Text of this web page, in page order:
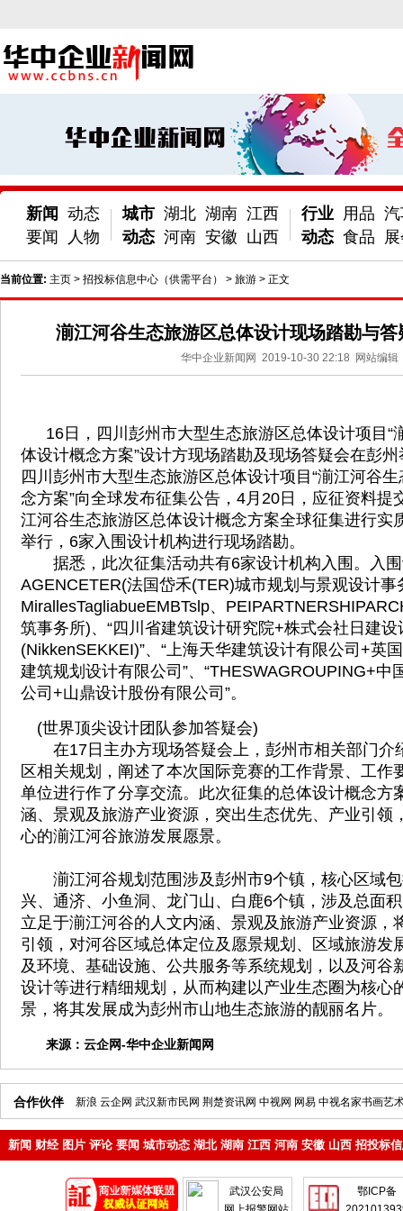
新闻
要闻
动态
人物
城市
动态
湖北 湖南 江西
河南 安徽 山西
行业
动态
用品
食品
当前位置: 主页 > 招投标信息中心（供需平台） > 旅游 > 正文
湔江河谷生态旅游区总体设计现场踏勘与
华中企业新闻网 2019-10-30 22:18 网站编辑
16日，四川彭州市大型生态旅游区总体设计项目“
体设计概念方案”设计方现场踏勘及现场答疑会在彭
四川彭州市大型生态旅游区总体设计项目“湔江河谷
念方案”向全球发布征集公告，4月20日，应征资料提
江河谷生态旅游区总体设计概念方案全球征集进行实
举行，6家入围设计机构进行现场踏勘。
据悉，此次征集活动共有6家设计机构入围。入围
AGENCETER(法国岱禾(TER)城市规划与景观设计事
MirallesTagliabueEMBTslp、
筑事务所)、“四川省建筑设计研究院+株式会社日建设
(NikkenSEKKEI)”、“上海天华建筑设计有限公司+英
建筑规划设计有限公司”、“THESWAGROUPING+中
公司+山鼎设计股份有限公司”。
(世界顶尖设计团队参加答疑会)
在17日主办方现场答疑会上，彭州市相关部门介
区相关规划，阐述了本次国际竞赛的工作背景、工作
单位进行作了分享交流。此次征集的总体设计概念方
涵、景观及旅游产业资源，突出生态优先、产业引领
心的湔江河谷旅游发展愿景。
湔江河谷规划范围涉及彭州市9个镇，核心区域包
兴、通济、小鱼洞、龙门山、白鹿6个镇，涉及总面
立足于湔江河谷的人文内涵、景观及旅游产业资源，
引领，对河谷区域总体定位及愿景规划、区域旅游发
及环境、基础设施、公共服务等系统规划，以及河谷
设计等进行精细规划，从而构建以产业生态圈为核心
景，将其发展成为彭州市山地生态旅游的靓丽名片。
来源： 云企网-华中企业新闻网
合作伙伴 新浪 云企网 武汉新市民网 荆楚资讯网 中视网 网易 中视名家书画艺
新闻 财经 图片 评论 要闻 城市动态 湖北 湖南 江西 河南 安徽 山西 招投标
武汉公安局
鄂ICP备